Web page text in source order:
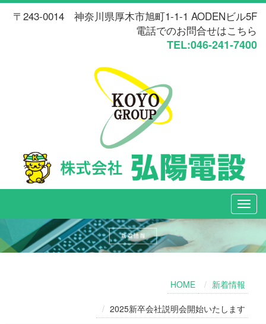
〒243-0014 神奈川県厚木市旭町1-1-1 AODENビル5F
電話でのお問合せはこちら
TEL:046-241-7400
HOME 新着情報
2025新卒会社説明会開始いたします